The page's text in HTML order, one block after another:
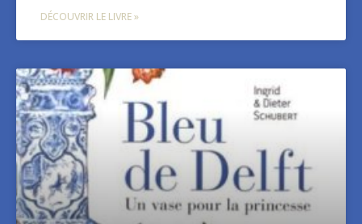
DÉCOUVRIR LE LIVRE »